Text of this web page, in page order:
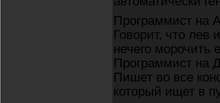
Программист на
Говорит, что лев
нечего морочить
Программист на
Пишет во все
который ищет в